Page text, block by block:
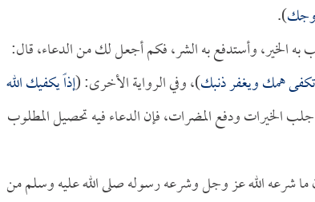
).
الخير، وأستدفع به الشر، فكم أجعل لك من الدعاء، قال:
همك ويغفر ذنبك)، وفي الرواية الأخرى: (إذاً يكفيك الله
الخيرات ودفع المضرات، فإن الدعاء فيه تحصيل المطلوب
ما شرعه الله عز وجل وشرعه رسوله صلى الله عليه وسلم من